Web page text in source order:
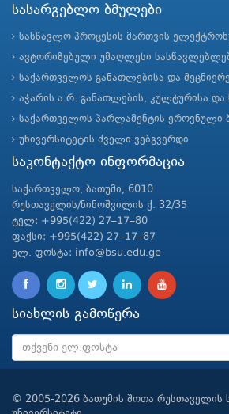
სასარგებლო ბმულები
სასწავლო პროცესის მართვის
ავტორიზებული უმაღლესი
საქართველოს განათლებისა და
აჭარის ა.რ. განათლების, კულტურისა და
საქართველოს პარლამენტის ეროვნული
უნივერსიტეტის ძველი ვებგვერდი
საკონტაქტო ინფორმაცია
საქართველო, ბათუმი, 6010
რუსთაველის/ნინოშვილის ქ. 32/35
ტელ: +995(422) 27–17–80
ფაქსი: +995(422) 27–17–87
ელ. ფოსტა: info@bsu.edu.ge
სიახლის გამოწერა
© 2005-2026 ბათუმის შოთა რუსთაველის